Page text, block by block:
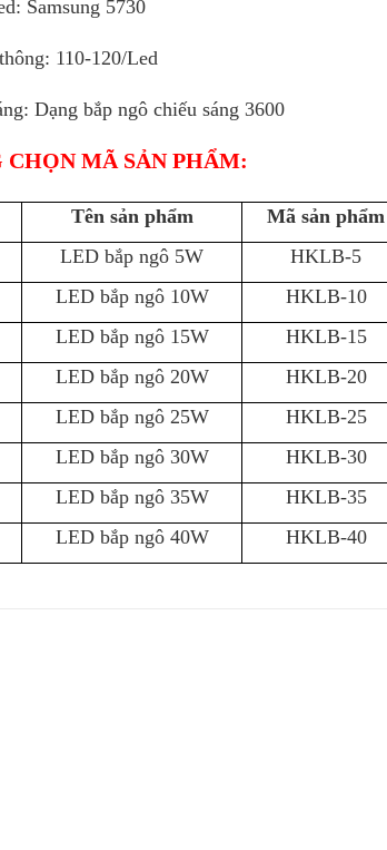
Samsung 5730
110-120/Led
Dạng bắp ngô chiếu sáng 3600
CHỌN MÃ SẢN PHẨM:
Tên sản phẩm Mã sản phẩm
LED bắp ngô 5W HKLB-5
LED bắp ngô 10W HKLB-10
LED bắp ngô 15W HKLB-15
LED bắp ngô 20W HKLB-20
LED bắp ngô 25W HKLB-25
LED bắp ngô 30W HKLB-30
LED bắp ngô 35W HKLB-35
LED bắp ngô 40W HKLB-40